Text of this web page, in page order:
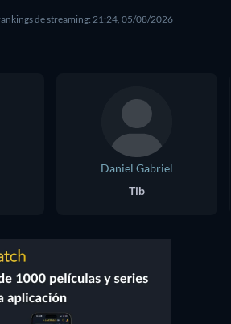
de streaming: 21:24, 05/08/2026
Daniel Gabriel
Tib